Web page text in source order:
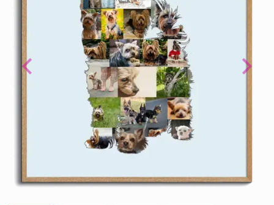
Previous Next